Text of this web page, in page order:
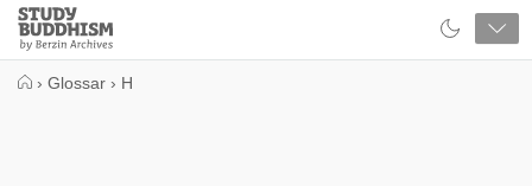
Close
Study
Buddhism
› Glossar › H